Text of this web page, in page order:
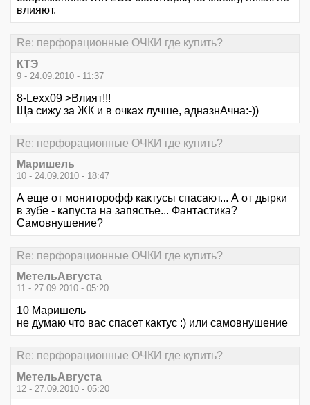
влияют.
Re: перфорационные ОЧКИ где купить?
КТЭ
9 - 24.09.2010 - 11:37
8-Lexx09 >Влият!!!
Ща сижу за ЖК и в очках лучше, адназнАчна:-))
Re: перфорационные ОЧКИ где купить?
Маришель
10 - 24.09.2010 - 18:47
А еще от мониторофф кактусы спасают... А от дырки
в зубе - капуста на запястье... Фантастика?
Самовнушение?
Re: перфорационные ОЧКИ где купить?
МетельАвгуста
11 - 27.09.2010 - 05:20
10 Маришель
не думаю что вас спасет кактус :) или самовнушение
Re: перфорационные ОЧКИ где купить?
МетельАвгуста
12 - 27.09.2010 - 05:20